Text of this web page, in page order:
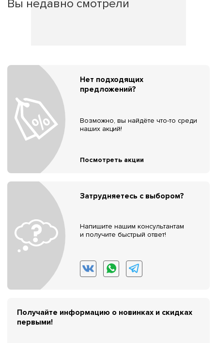
Вы недавно смотрели
Нет подходящих
предложений?
Возможно, вы найдёте что-то среди
наших акций!
Посмотреть акции
Затрудняетесь с выбором?
Напишите нашим консультантам
и получите быстрый ответ!
Получайте информацию о новинках и скидках
первыми!